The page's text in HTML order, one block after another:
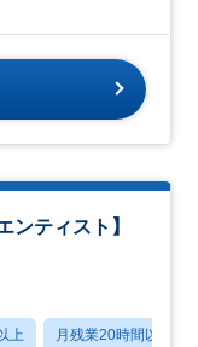
ンティスト】
上 月残業20時間以内